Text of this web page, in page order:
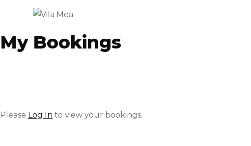
My Bookings
Please Log In to view your bookings.